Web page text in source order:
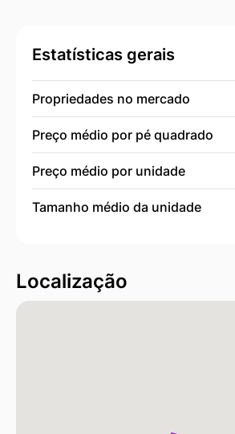
Estatísticas gerais
Propriedades no mercado
Preço médio por pé quadrado
Preço médio por unidade
Tamanho médio da unidade
Localização